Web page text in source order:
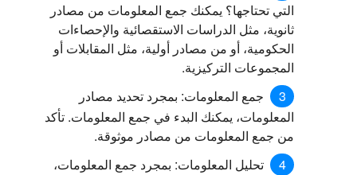
التي تحتاجها؟ يمكنك جمع المعلومات من مصادر
ثانوية، مثل الدراسات الاستقصائية والإحصاءات
الحكومية، أو من مصادر أولية، مثل المقابلات أو
المجموعات التركيزية.
جمع المعلومات: بمجرد تحديد مصادر
المعلومات، يمكنك البدء في جمع المعلومات. تأكد
من جمع المعلومات من مصادر موثوقة.
تحليل المعلومات: بمجرد جمع المعلومات،